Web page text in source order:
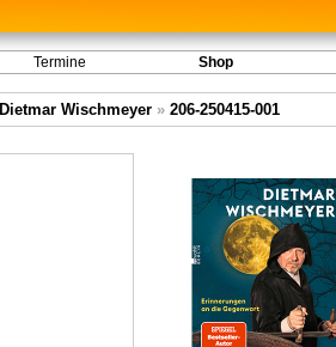
Termine Shop
Dietmar Wischmeyer» 206-250415-001